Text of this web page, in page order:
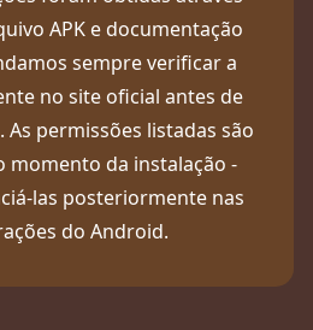
APK e documentação
sempre verificar a
no site oficial antes de
permissões listadas são
momento da instalação -
las posteriormente nas
do Android.